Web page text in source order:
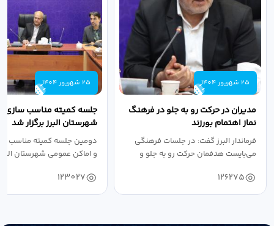
25 شهریور 1404
مدیران در حرکت رو به جلو در فرهنگ
نماز اهتمام بورزند
فرماندار البرز گفت: در جلسات فرهنگی
می‌بایست هدفمان حرکت رو به جلو و
126275
25 شهریور 1404
جلسه کمیته مناسب سازی
شهرستان البرز برگزار شد
دومین جلسه کمیته مناسب
و اماکن عمومی شهرستان
123027